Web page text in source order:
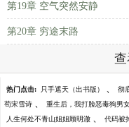
第19章 空气突然安静
第20章 穷途末路
热门点击: 只手遮天（出书版） 、 彻
荀宋雪诗 、 重生后，我打脸恶毒狗男
人生何处不青山姐姐顾明澈 、 代码被